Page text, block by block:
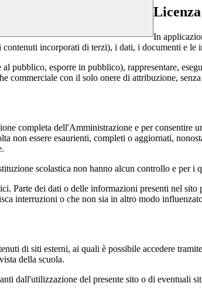
In
incorporati di terzi), i dati, i documenti e
esporre in pubblico), rappresentare,
commerciale con il solo onere di attribuzione,
completa dell'Amministrazione e per consentire
essere esaurienti, completi o aggiornati,
scolastica non hanno alcun controllo e per i
Parte dei dati o delle informazioni presenti nel
interruzioni o che non sia in altro modo
di siti esterni, ai quali è possibile accedere
della scuola.
dall'utilizzazione del presente sito o di eventuali